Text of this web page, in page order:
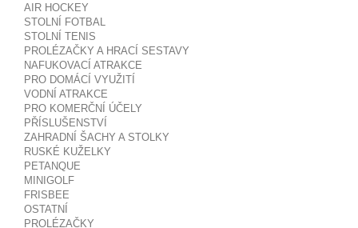
AIR HOCKEY
STOLNÍ FOTBAL
STOLNÍ TENIS
PROLÉZAČKY A HRACÍ SESTAVY
NAFUKOVACÍ ATRAKCE
PRO DOMÁCÍ VYUŽITÍ
VODNÍ ATRAKCE
PRO KOMERČNÍ ÚČELY
PŘÍSLUŠENSTVÍ
ZAHRADNÍ ŠACHY A STOLKY
RUSKÉ KUŽELKY
PETANQUE
MINIGOLF
FRISBEE
OSTATNÍ
PROLÉZAČKY